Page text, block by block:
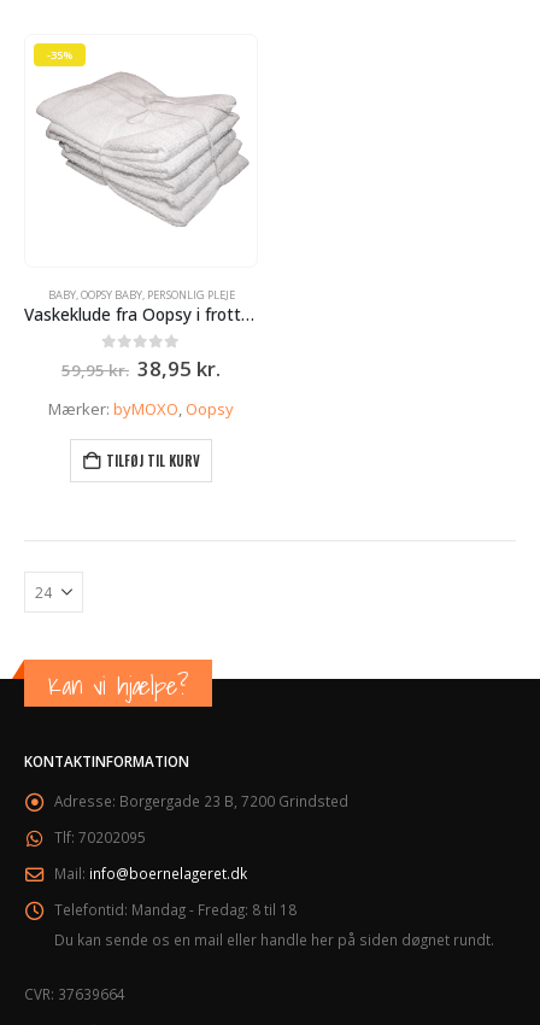
-35%
BABY, OOPSY BABY, PERSONLIG PLEJE
Vaskeklude fra Oopsy i frotte’ – 5 stk – hvid
ud af 5
59,95kr. Den
oprindelige
pris
59,95 kr..
38,95 kr.Den
pris
er:
Mærker: byMOXO, Oopsy
TILFØJ TIL KURV
Kan vi hjælpe?
KONTAKTINFORMATION
Adresse: Borgergade 23 B, 7200 Grindsted
Tlf: 70202095
Mail: info@boernelageret.dk
Telefontid: Mandag - Fredag: 8 til 18
Du kan sende os en mail eller handle her på siden døgnet rundt.
CVR: 37639664